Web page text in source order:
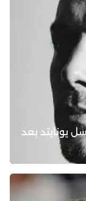
يونايتد بعد